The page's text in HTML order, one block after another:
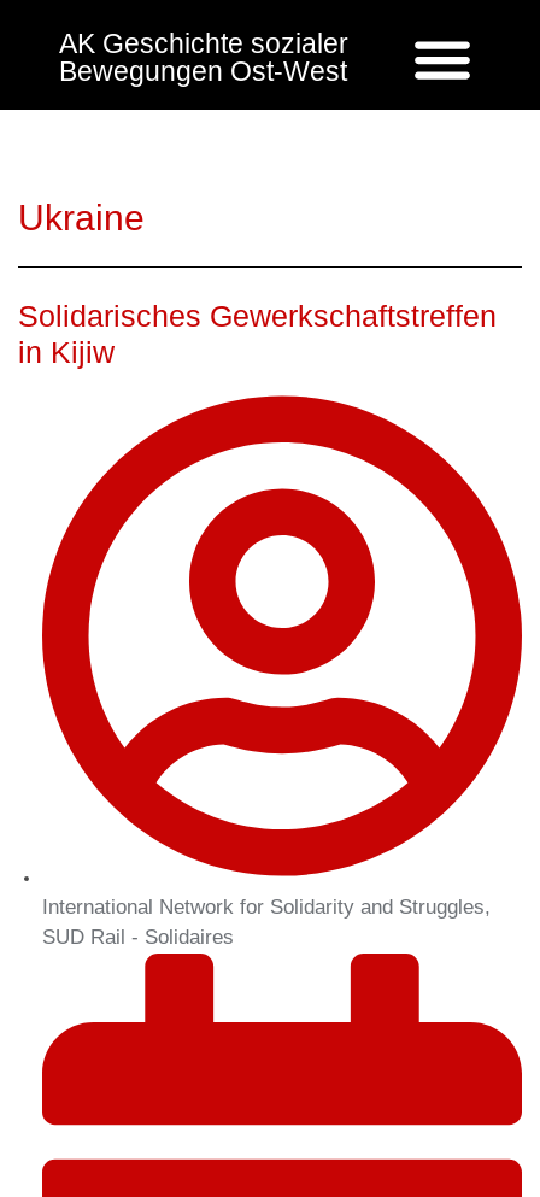
AK Geschichte sozialer
Bewegungen Ost-West
Ukraine
Solidarisches Gewerkschaftstreffen
in Kijiw
International Network for Solidarity and Struggles,
SUD Rail - Solidaires